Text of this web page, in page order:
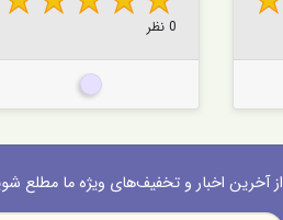
0 نظر
نقره ای
از آخرین اخبار و تخفیف‌های ویژه ما مطلع